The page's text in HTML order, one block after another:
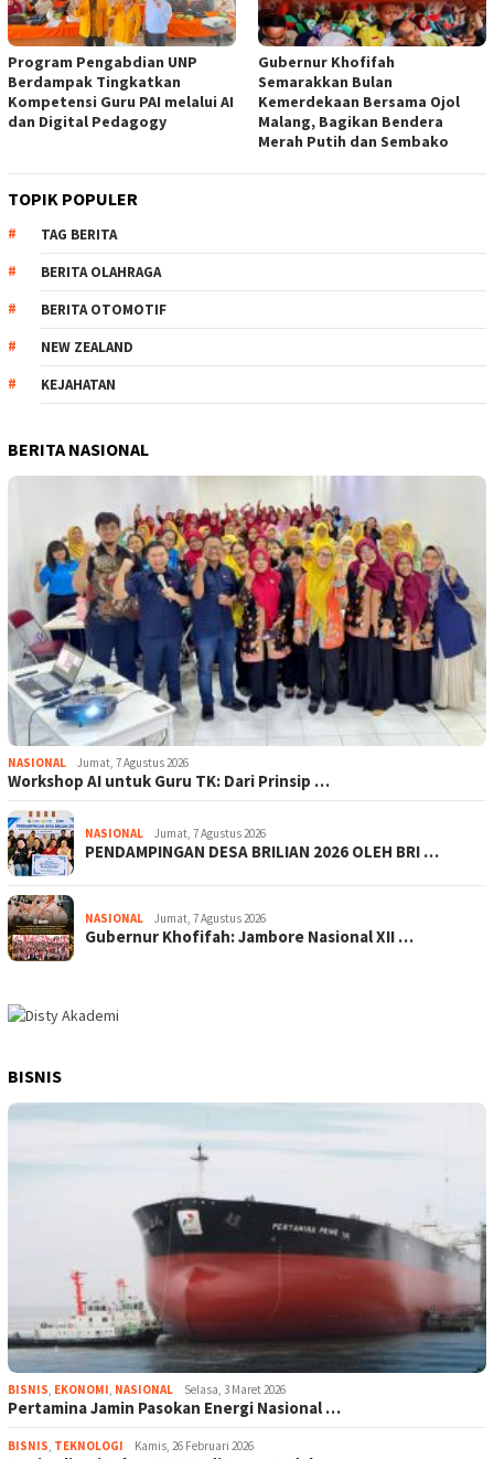
Program Pengabdian UNP
Berdampak Tingkatkan
Kompetensi Guru PAI melalui AI
dan Digital Pedagogy
Gubernur Khofifah
Semarakkan Bulan
Kemerdekaan Bersama Ojol
Malang, Bagikan Bendera
Merah Putih dan Sembako
TOPIK POPULER
TAG BERITA
BERITA OLAHRAGA
BERITA OTOMOTIF
NEW ZEALAND
KEJAHATAN
BERITA NASIONAL
NASIONAL Jumat, 7 Agustus 2026
Workshop AI untuk Guru TK: Dari Prinsip …
NASIONAL Jumat, 7 Agustus 2026
PENDAMPINGAN DESA BRILIAN 2026 OLEH BRI …
NASIONAL Jumat, 7 Agustus 2026
Gubernur Khofifah: Jambore Nasional XII …
BISNIS
BISNIS, EKONOMI, NASIONAL Selasa, 3 Maret 2026
Pertamina Jamin Pasokan Energi Nasional …
BISNIS, TEKNOLOGI Kamis, 26 Februari 2026